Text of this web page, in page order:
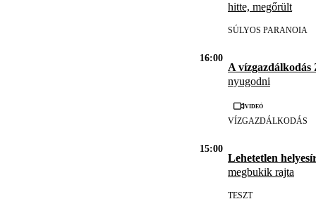
hitte, megőrült
SÚLYOS PARANOIA
16:00
A vízgazdálkodás
nyugodni
Videó
VÍZGAZDÁLKODÁS
15:00
Lehetetlen
megbukik rajta
TESZT